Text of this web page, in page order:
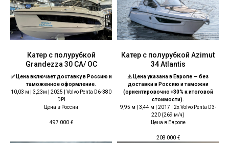
Катер с полурубкой
Grandezza 30 CA/ OC
✅ Цена включает доставку в Россию и
таможенное оформление.
10,03 м | 3,23м | 2025 | Volvo Penta D6-380
DPI
Цена в России
497 000 €
Катер с полурубкой Azimut
34 Atlantis
⚠️ Цена указана в Европе — без
доставки в Россию и таможни
(ориентировочно +30% к итоговой
стоимости).
9,95 м | 3,44 м | 2017 | 2x Volvo Penta D3-
220 (269 м/ч)
Цена в Европе
208 000 €